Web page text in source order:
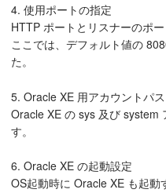
4. 使用ポートの指定
HTTP ポートとリスナーのポー
ここでは、デフォルト値の
た。
5. Oracle XE 用アカウントパ
Oracle XE の sys 及び system
す。
6. Oracle XE の起動設定
OS起動時に Oracle XE も起動